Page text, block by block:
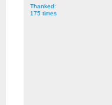
Thanked:
175 times